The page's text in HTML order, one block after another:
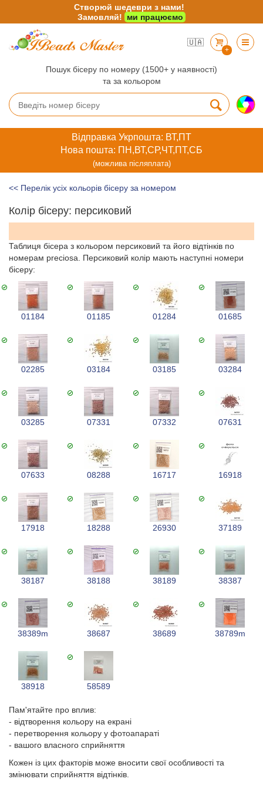
🇺🇦
+
Пошук бісеру по номеру (1500+ у наявності)
та за кольором
Відправка Укрпошта: ВТ,ПТ
Нова пошта: ПН,ВТ,СР,ЧТ,ПТ,СБ
(можлива післяплата)
<< Перелік усіх кольорів бісеру за номером
Колір бісеру: персиковий
Таблиця бісера з кольором персиковий та його відтінків по
номерам preciosa. Персиковий колір мають наступні номери
бісеру:
01184 01185 01284 01685
02285 03184 03185 03284
03285 07331 07332 07631
07633 08288 16717 16918
17918 18288 26930 37189
38187 38188 38189 38387
38389m 38687 38689 38789m
38918 58589
Пам'ятайте про вплив:
- відтворення кольору на екрані
- перетворення кольору у фотоапараті
- вашого власного сприйняття
Кожен із цих факторів може вносити свої особливості та
змінювати сприйняття відтінків.
Створюй шедеври з нами!
Замовляй!
ми працюємо